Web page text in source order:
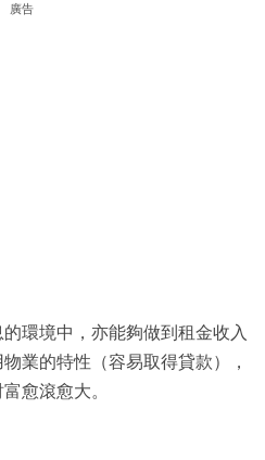
廣告
環境中，亦能夠做到租金收入
業的特性（容易取得貸款），
愈滾愈大。